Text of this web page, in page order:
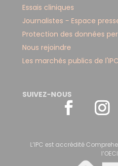
Essais cliniques
Journalistes - Espace
Protection des données
Nous rejoindre
Les marchés publics de l'IPC
SUIVEZ-NOUS
L’IPC est accrédité